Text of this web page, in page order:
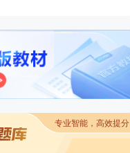
篇设计及校审核工作。具有扎实
的理论功底，丰富的现场实践经
验，熟悉过程化设计、生产、检
修维护中的安全隐患及应急预
专业智能，高效提分